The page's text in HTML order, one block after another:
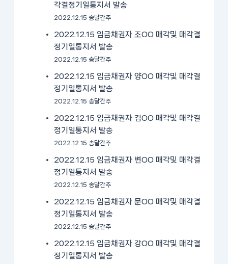
각결정기일통지서 발송
2022.12.15 송달간주
2022.12.15 임금채권자 조OO 매각및 매각결
정기일통지서 발송
2022.12.15 송달간주
2022.12.15 임금채권자 양OO 매각및 매각결
정기일통지서 발송
2022.12.15 송달간주
2022.12.15 임금채권자 김OO 매각및 매각결
정기일통지서 발송
2022.12.15 송달간주
2022.12.15 임금채권자 변OO 매각및 매각결
정기일통지서 발송
2022.12.15 송달간주
2022.12.15 임금채권자 문OO 매각및 매각결
정기일통지서 발송
2022.12.15 송달간주
2022.12.15 임금채권자 강OO 매각및 매각결
정기일통지서 발송